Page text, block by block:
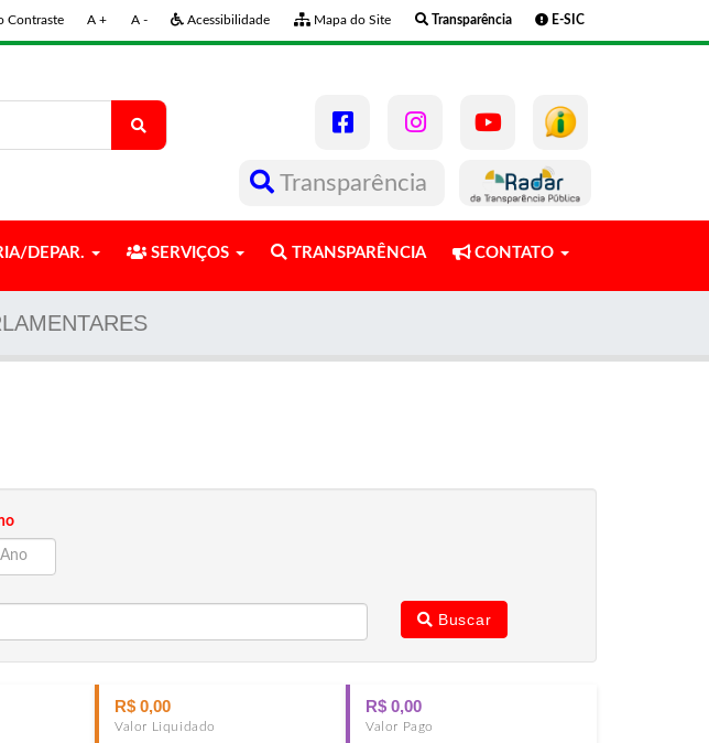
Contraste A + A - Acessibilidade Mapa do Site Transparência E-SIC
Transparência
DEPAR. SERVIÇOS TRANSPARÊNCIA CONTATO
Buscar
R$ 0,00
Valor Liquidado
R$ 0,00
Valor Pago